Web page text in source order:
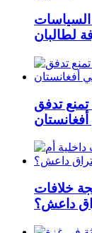
السياسات
لطالبان
تدفق
خلافات
داعش؟